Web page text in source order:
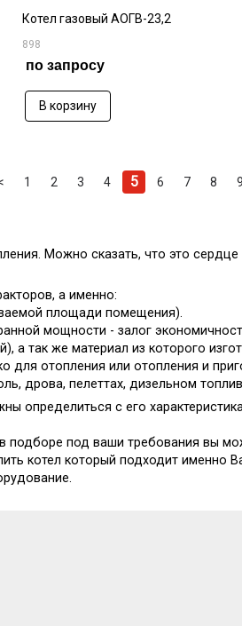
Котел газовый АОГВ-23,2
898
по запросу
В корзину
1 2 3 4 5 6 7 8 9
Можно сказать, что это сердце
а именно:
площади помещения).
мощности - залог
а так же материал из которого
для отопления или отопления и
дрова, пелеттах, дизельном
определиться с его
под ваши требования вы
котел который подходит именно